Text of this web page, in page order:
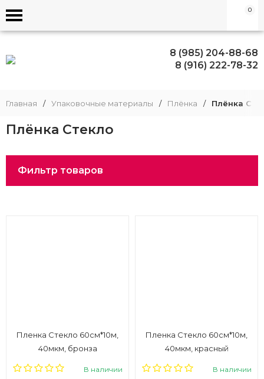
0
8 (985) 204-88-68
8 (916) 222-78-32
Главная / Упаковочные материалы / Плёнка / Плёнка
Плёнка Стекло
Фильтр товаров
Пленка Стекло 60см*10м,
40мкм, бронза
В наличии
Пленка Стекло 60см*10м,
40мкм, красный
В наличии